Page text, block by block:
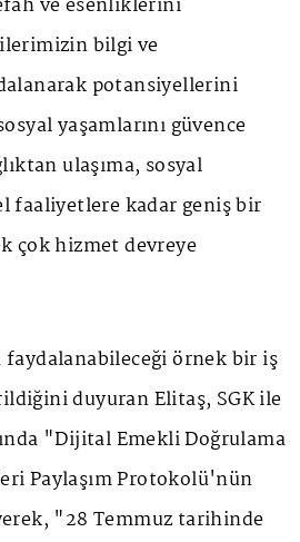
ve esenliklerini
bilgi ve
potansiyellerini
yaşamlarını güvence
ulaşıma, sosyal
faaliyetlere kadar geniş bir
çok hizmet devreye
örnek bir iş
duyuran Elitaş, SGK ile
"Dijital Emekli Doğrulama
Paylaşım Protokolü'nün
"28 Temmuz tarihinde